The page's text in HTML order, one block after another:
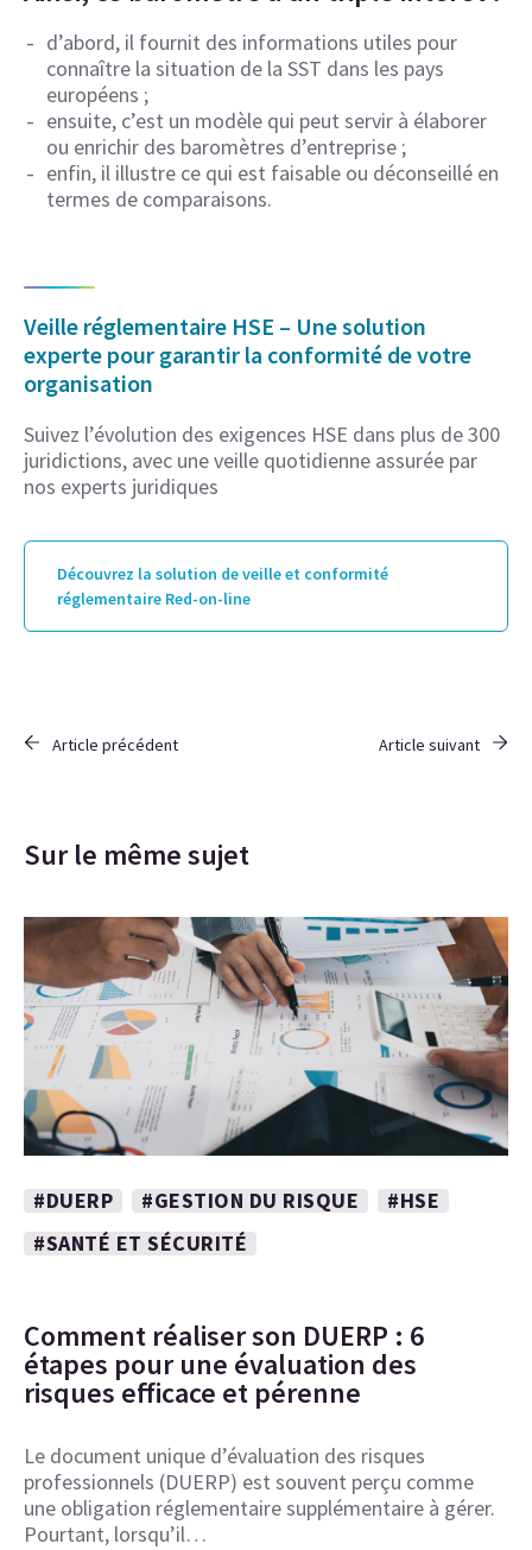
d’abord, il fournit des informations utiles pour
connaître la situation de la SST dans les pays
européens ;
ensuite, c’est un modèle qui peut servir à élaborer
ou enrichir des baromètres d’entreprise ;
enfin, il illustre ce qui est faisable ou déconseillé en
termes de comparaisons.
Veille réglementaire HSE – Une solution
experte pour garantir la conformité de votre
organisation
Suivez l’évolution des exigences HSE dans plus de 300
juridictions, avec une veille quotidienne assurée par
nos experts juridiques
Découvrez la solution de veille et conformité
réglementaire Red-on-line
Article précédent Article suivant
Sur le même sujet
#DUERP #GESTION DU RISQUE
#HSE
#SANTÉ ET SÉCURITÉ
Comment réaliser son DUERP : 6
étapes pour une évaluation des
risques efficace et pérenne
Le document unique d’évaluation des risques
professionnels (DUERP) est souvent perçu comme
une obligation réglementaire supplémentaire à gérer.
Pourtant, lorsqu’il…